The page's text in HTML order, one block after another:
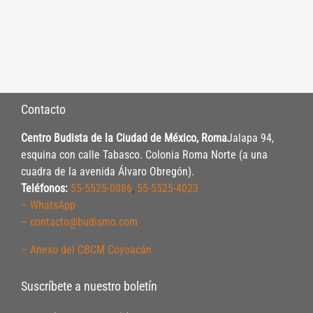
Contacto
Centro Budista de la Ciudad de México, RomaJalapa 94,
esquina con calle Tabasco. Colonia Roma Norte (a una
cuadra de la avenida Álvaro Obregón).
Teléfonos: 55-5525-0086, 55-5525-4023
– WhatsApp
– contacto@budismo.com
– Anexo del CBCM Coyoacán
Suscríbete a nuestro boletín